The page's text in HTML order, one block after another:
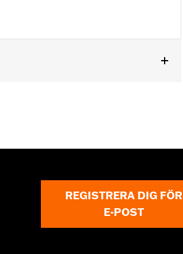
REGISTRERA DIG FÖR
E-POST